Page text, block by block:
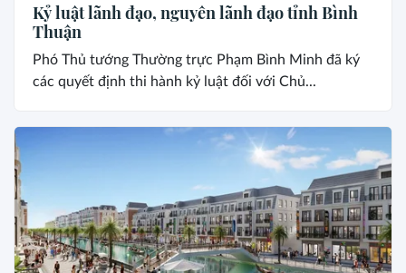
Kỷ luật lãnh đạo, nguyên lãnh đạo tỉnh Bình
Thuận
Phó Thủ tướng Thường trực Phạm Bình Minh đã ký
các quyết định thi hành kỷ luật đối với Chủ...